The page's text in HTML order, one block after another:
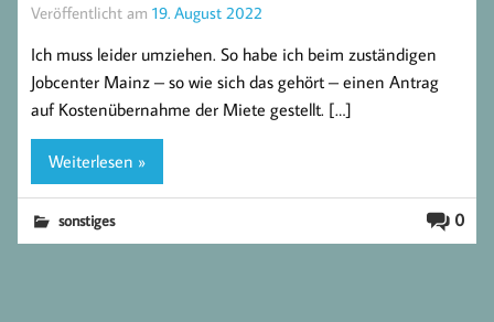
Veröffentlicht am 19. August 2022
Ich muss leider umziehen. So habe ich beim zuständigen
Jobcenter Mainz – so wie sich das gehört – einen Antrag
auf Kostenübernahme der Miete gestellt. […]
Weiterlesen »
0
sonstiges